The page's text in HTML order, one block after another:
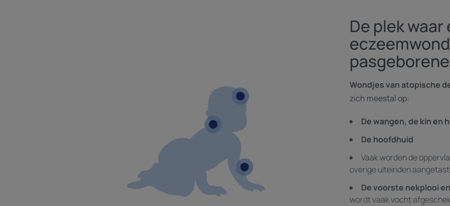
De plek waar
Wondjes van atopische
zich meestal op:
De wangen, de kin en
De hoofdhuid
Vaak worden de
overige uiteinden
De voorste nekplooi
wordt vaak vocht